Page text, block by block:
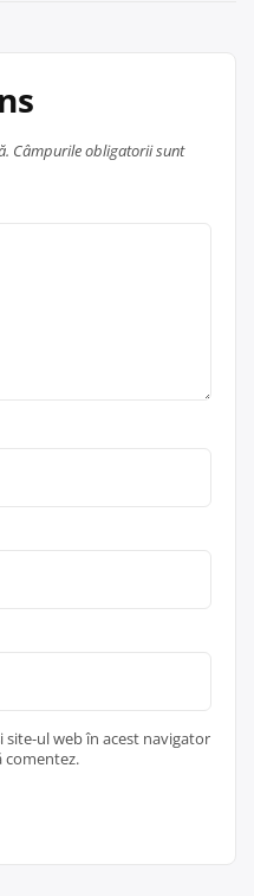
Câmpurile obligatorii sunt
site-ul web în acest navigator
comentez.